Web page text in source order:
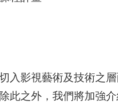
入影視藝術及技術之
此之外，我們將加強